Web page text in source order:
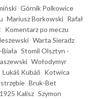
Górnik Polkowice
Mariusz Borkowski Rafał
Komentarz po meczu
Warta Sieradz
Stomil Olsztyn -
Wołodymyr
Lukáš Kubáň Kotwica
Bruk-Bet
Kalisz Szymon